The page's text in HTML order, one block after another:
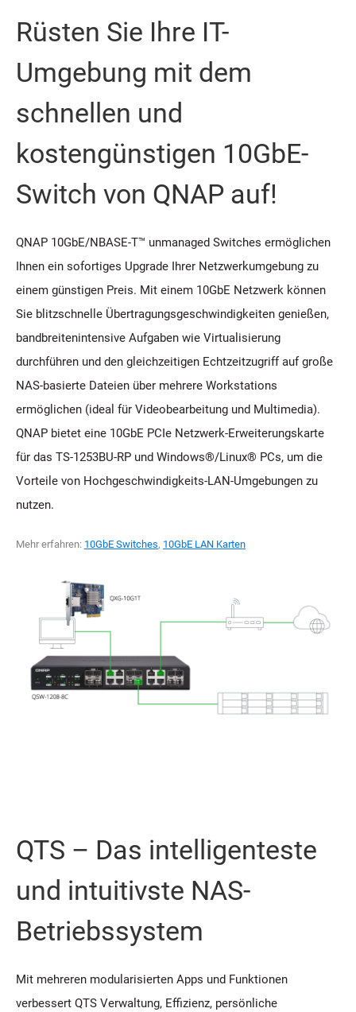
Rüsten Sie Ihre IT-
Umgebung mit dem
schnellen und
kostengünstigen 10GbE-
Switch von QNAP auf!
QNAP 10GbE/NBASE-T™ unmanaged Switches ermöglichen
Ihnen ein sofortiges Upgrade Ihrer Netzwerkumgebung zu
einem günstigen Preis. Mit einem 10GbE Netzwerk können
Sie blitzschnelle Übertragungsgeschwindigkeiten genießen,
bandbreitenintensive Aufgaben wie Virtualisierung
durchführen und den gleichzeitigen Echtzeitzugriff auf große
NAS-basierte Dateien über mehrere Workstations
ermöglichen (ideal für Videobearbeitung und Multimedia).
QNAP bietet eine 10GbE PCIe Netzwerk-Erweiterungskarte
für das TS-1253BU-RP und Windows®/Linux® PCs, um die
Vorteile von Hochgeschwindigkeits-LAN-Umgebungen zu
nutzen.
Mehr erfahren: 10GbE Switches, 10GbE LAN Karten
QTS – Das intelligenteste
und intuitivste NAS-
Betriebssystem
Mit mehreren modularisierten Apps und Funktionen
verbessert QTS Verwaltung, Effizienz, persönliche